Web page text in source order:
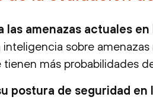
las amenazas actuales
inteligencia sobre
tienen más probabilidades
postura de seguridad en